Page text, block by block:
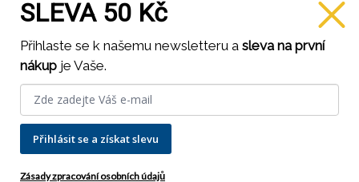
Přijímáme on-line
platby
Sledujte nás
Provozováno na systému Zoner inShop -
shopu a Tvorba e-shopu
SLEVA 50 Kč
Přihlaste se k našemu newsletteru a sleva na první
nákup je Vaše.
Přihlásit se a získat slevu
Zásady zpracování osobních údajů